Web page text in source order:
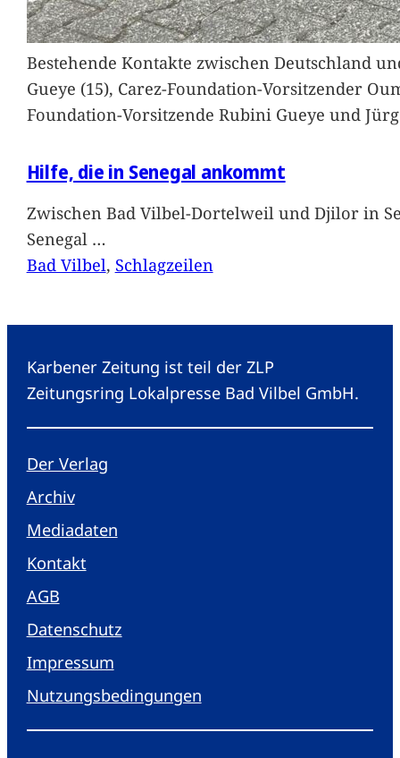
Bestehende Kontakte zwischen Deutschland
Gueye (15), Carez-Foundation-Vorsitzender
Foundation-Vorsitzende Rubini Gueye und
Hilfe, die in Senegal ankommt
Zwischen Bad Vilbel-Dortelweil und Djilor in
Senegal …
Bad Vilbel, Schlagzeilen
Karbener Zeitung ist teil der ZLP
Zeitungsring Lokalpresse Bad Vilbel GmbH.
Der Verlag
Archiv
Mediadaten
Kontakt
AGB
Datenschutz
Impressum
Nutzungsbedingungen